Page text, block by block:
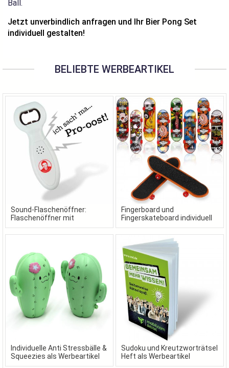
Ball.
Jetzt unverbindlich anfragen und Ihr Bier Pong Set
individuell gestalten!
BELIEBTE WERBEARTIKEL
Sound-Flaschenöffner:
Flaschenöffner mit
Wunschsound als
Werbeartikel
Fingerboard und
Fingerskateboard individuell
gestaltet in Ihrem Design
Individuelle Anti Stressbälle &
Squeezies als Werbeartikel
Sudoku und Kreutzworträtsel
Heft als Werbeartikel